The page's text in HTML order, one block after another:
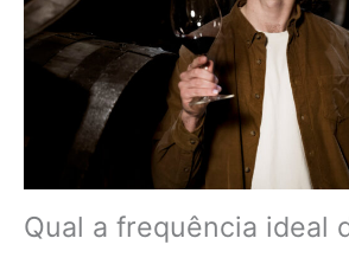
Qual a frequência ideal